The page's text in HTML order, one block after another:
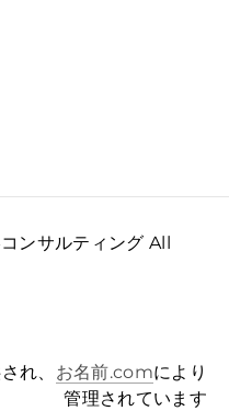
ンサルティング All
れ、 お名前.comにより
管理されています